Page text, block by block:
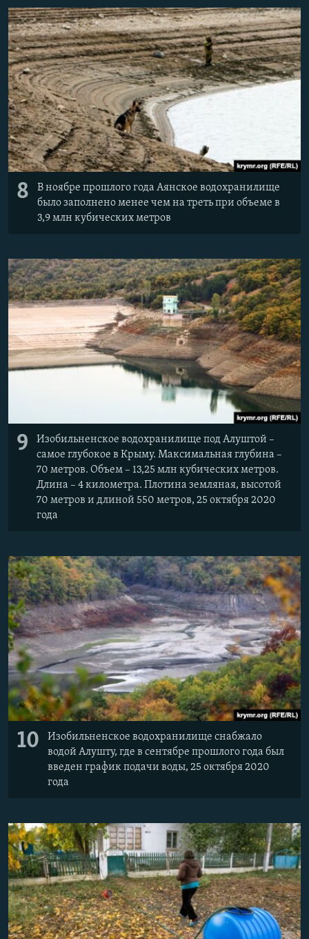
8
В ноябре прошлого года Аянское водохранилище
было заполнено менее чем на треть при объеме в
3,9 млн кубических метров
9
Изобильненское водохранилище под Алуштой –
самое глубокое в Крыму. Максимальная глубина –
70 метров. Объем – 13,25 млн кубических метров.
Длина – 4 километра. Плотина земляная, высотой
70 метров и длиной 550 метров, 25 октября 2020
года
10
Изобильненское водохранилище снабжало
водой Алушту, где в сентябре прошлого года был
введен график подачи воды, 25 октября 2020
года